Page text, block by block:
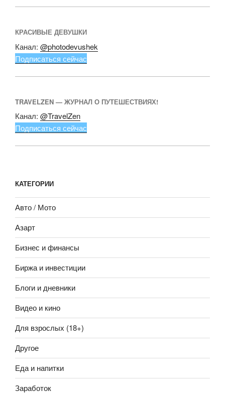
КРАСИВЫЕ ДЕВУШКИ
Канал: @photodevushek
Подписаться сейчас
TRAVELZEN — ЖУРНАЛ О ПУТЕШЕСТВИЯХ!
Канал: @TravelZen
Подписаться сейчас
КАТЕГОРИИ
Авто / Мото
Азарт
Бизнес и финансы
Биржа и инвестиции
Блоги и дневники
Видео и кино
Для взрослых (18+)
Другое
Еда и напитки
Заработок